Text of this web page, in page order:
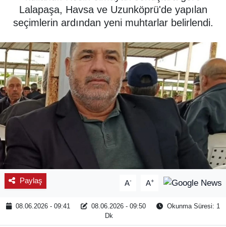
Lalapaşa, Havsa ve Uzunköprü'de yapılan
seçimlerin ardından yeni muhtarlar belirlendi.
Paylaş A- A+
08.06.2026 - 09:41 08.06.2026 - 09:50
Okunma Süresi: 1
Dk
SPOR
ÇEVRE
YAŞAM
BİLİM - TEKNOLOJİ
KÜLTÜR SANAT
MAGAZİN